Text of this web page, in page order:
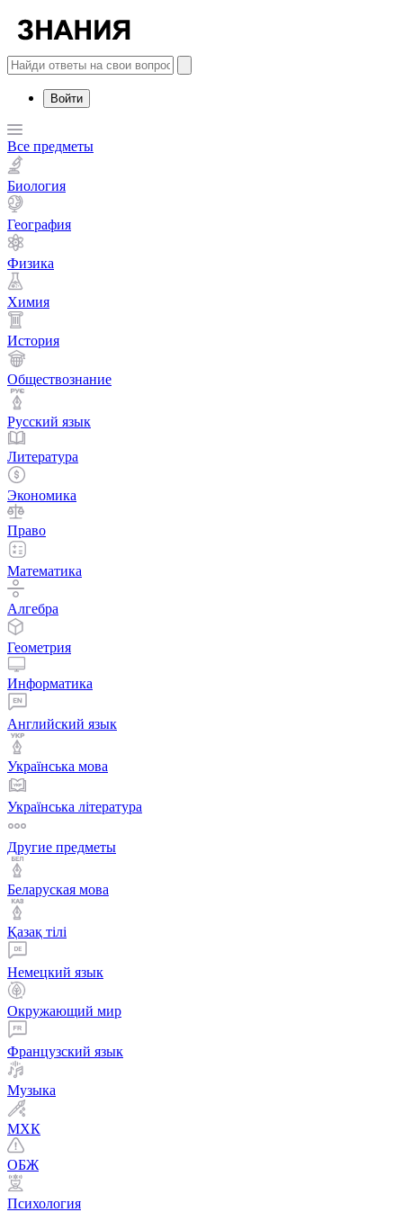
Войти
Все предметы
Биология
География
Физика
Химия
История
Обществознание
Русский язык
Литература
Экономика
Право
Математика
Алгебра
Геометрия
Информатика
Английский язык
Українська мова
Українська література
Другие предметы
Беларуская мова
Қазақ тiлi
Немецкий язык
Окружающий мир
Французский язык
Музыка
МХК
ОБЖ
Психология